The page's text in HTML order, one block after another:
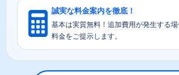
誠実な料金案内を徹底！
基本は実質無料！追加費用が発生する
料金をご提示します。